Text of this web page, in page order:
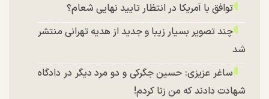
توافق با آمریکا در انتظار تایید نهایی شعام؟
چند تصویر بسیار زیبا و جدید از هدیه تهرانی منتشر
شد
ساغر عزیزی: حسین جگرکی و دو مرد دیگر در دادگاه
شهادت دادند که من زنا کردم!